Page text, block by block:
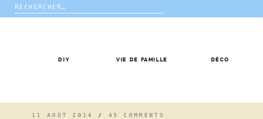
Rechercher :
DIY VIE DE FAMILLE DÉCO
11 AOÛT 2014 / 45 COMMENTS